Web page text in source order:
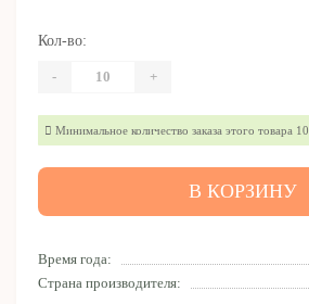
Время года:
Страна производителя:
Кол-во:
- +
Минимальное количество заказа этого товара 10
В КОРЗИНУ